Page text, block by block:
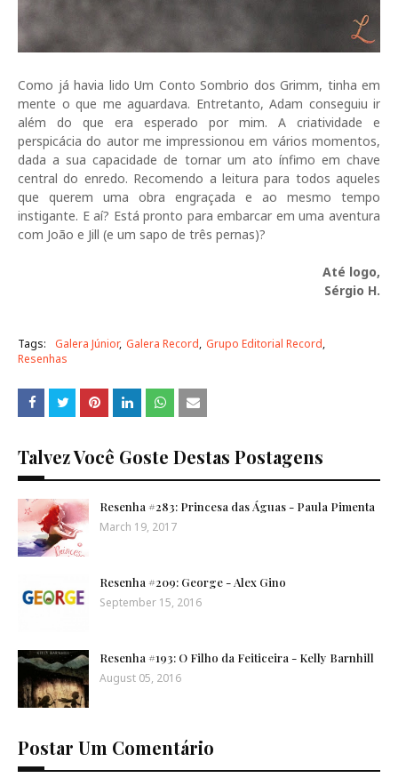
Como já havia lido Um Conto Sombrio dos Grimm, tinha em
mente o que me aguardava. Entretanto, Adam conseguiu ir
além do que era esperado por mim. A criatividade e
perspicácia do autor me impressionou em vários momentos,
dada a sua capacidade de tornar um ato ínfimo em chave
central do enredo. Recomendo a leitura para todos aqueles
que querem uma obra engraçada e ao mesmo tempo
instigante. E aí? Está pronto para embarcar em uma aventura
com João e Jill (e um sapo de três pernas)?
Até logo,
Sérgio H.
Tags: Galera Júnior Galera Record Grupo Editorial Record
Resenhas
Talvez Você Goste Destas Postagens
Resenha #283: Princesa das Águas - Paula Pimenta
March 19, 2017
Resenha #209: George - Alex Gino
September 15, 2016
Resenha #193: O Filho da Feiticeira - Kelly Barnhill
August 05, 2016
Postar Um Comentário